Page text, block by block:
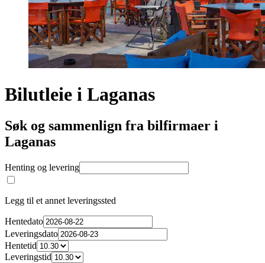
Bilutleie i Laganas
Søk og sammenlign fra bilfirmaer i
Laganas
Henting og levering
Legg til et annet leveringssted
Hentedato
Leveringsdato
Hentetid
Leveringstid